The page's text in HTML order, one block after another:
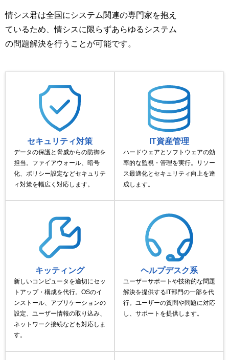
情シス君は全国にシステム関連の専門家を抱え
ているため、情シスに限らずあらゆるシステム
の問題解決を行うことが可能です。
セキュリティ対策
データの保護と脅威からの防御を
担当。ファイアウォール、暗号
化、ポリシー設定などセキュリテ
ィ対策を幅広く対応します。
IT資産管理
ハードウェアとソフトウェアの効
率的な監視・管理を実行。リソー
ス最適化とセキュリティ向上を達
成します。
キッティング
新しいコンピュータを適切にセッ
トアップ・構成を代行。OSのイ
ンストール、アプリケーションの
設定、ユーザー情報の取り込み、
ネットワーク接続なども対応しま
す。
ヘルプデスク系
ユーザーサポートや技術的な問題
解決を提供するIT部門の一部を代
行。ユーザーの質問や問題に対応
し、サポートを提供します。